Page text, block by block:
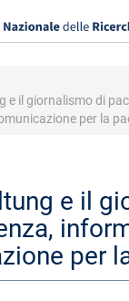
e il giornalismo di
per la
e il
per